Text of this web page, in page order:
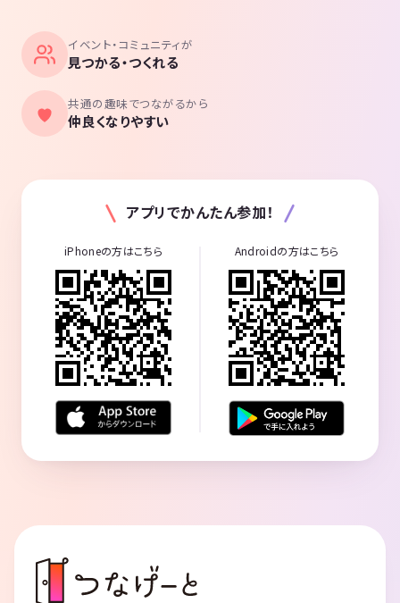
イベント・コミュニティが
見つかる・つくれる
共通の趣味でつながるから
仲良くなりやすい
アプリでかんたん参加！
iPhoneの方はこちら Androidの方はこちら